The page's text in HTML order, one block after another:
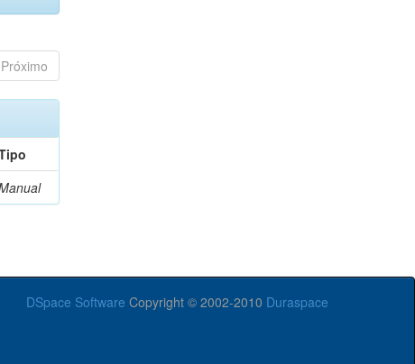
Próximo
DSpace Software Copyright © 2002-2010 Duraspace